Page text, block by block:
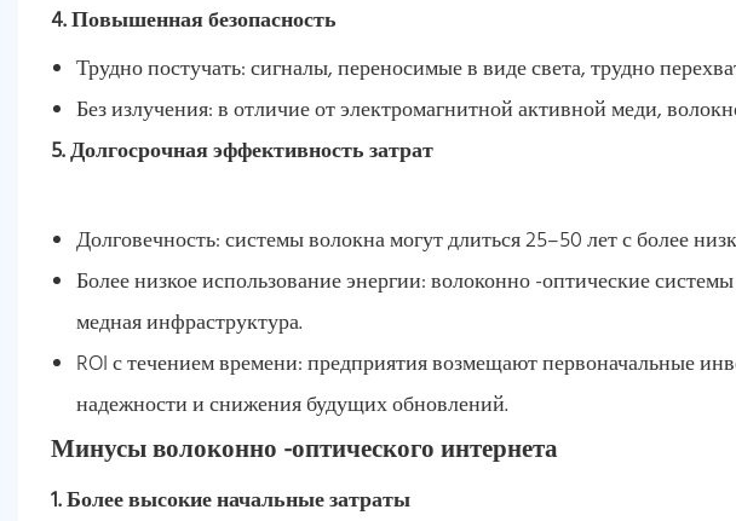
4. Повышенная безопасность
Трудно постучать: сигналы, переносимые в виде света, трудно
Без излучения: в отличие от электромагнитной активной меди,
5. Долгосрочная эффективность затрат
Долговечность: системы волокна могут длиться 25–50 лет с более
Более низкое использование энергии: волоконно -оптические
медная инфраструктура.
ROI с течением времени: предприятия возмещают первоначальные
надежности и снижения будущих обновлений.
Минусы волоконно -оптического интернета
1. Более высокие начальные затраты